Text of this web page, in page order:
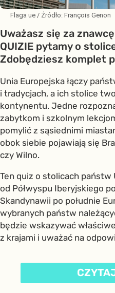
Flaga ue / Źródło: François Genon
Uważasz się za
QUIZIE pytamy o
Zdobędziesz komplet
Unia Europejska łączy
i tradycjach, a ich stolice
kontynentu. Jedne
zabytkom i szkolnym
pomylić z sąsiednimi
obok siebie pojawiają się
czy Wilno.
Ten quiz o stolicach państw
od Półwyspu Iberyjskiego
Skandynawii po południe
wybranych państw
będzie wskazywać
z krajami i uważać na